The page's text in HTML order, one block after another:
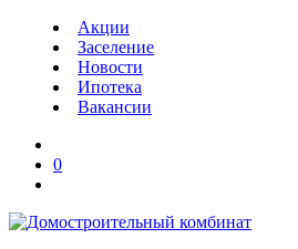
Акции
Заселение
Новости
Ипотека
Вакансии
0